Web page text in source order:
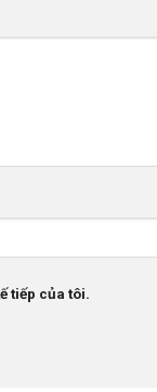
tiếp của tôi.